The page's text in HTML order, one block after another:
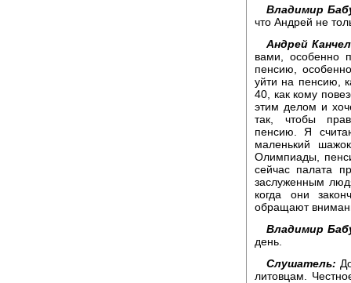
Владимир
что Андрей не
Андрей
вами, особенно
пенсию,
уйти на пенсию,
40, как кому
этим делом и
так, чтобы
пенсию. Я
маленький
Олимпиады,
сейчас палата
заслуженным
когда они
обращают
Владимир
день.
Слушатель:
литовцам.